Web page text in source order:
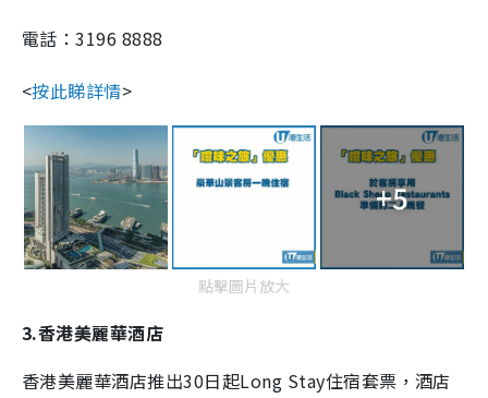
電話：3196 8888
<按此睇詳情>
+5
點擊圖片放大
3.香港美麗華酒店
香港美麗華酒店推出30日起Long Stay住宿套票，酒店